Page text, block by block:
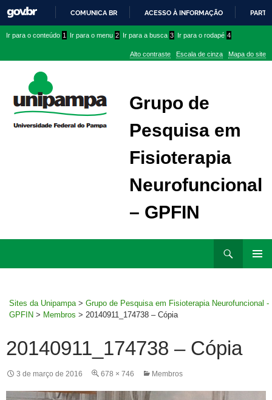
PARA
CONTEÚDO
COMUNICA BR ACESSO À INFORMAÇÃO
conteúdo
menu
superior
menu
Ir para o conteúdo 1 Ir para o menu 2 Ir para a busca 3 Ir para o rodapé 4
Alto contraste Escala de cinza Mapa do site
Grupo de
Pesquisa em
Fisioterapia
Neurofuncional
– GPFIN
Sites da Unipampa > Grupo de Pesquisa em Fisioterapia Neurofuncional -
GPFIN > Membros > 20140911_174738 – Cópia
20140911_174738 – Cópia
3 de março de 2016 678 × 746 Membros